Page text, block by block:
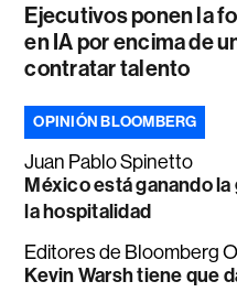
Ejecutivos ponen la
en IA por encima de
contratar talento
OPINIÓN BLOOMBERG
Juan Pablo Spinetto
México está ganando
la hospitalidad
Editores de Bloomberg
Kevin Warsh tiene que